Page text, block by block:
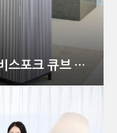
삼성전자, AI 기능 프리미엄 공기청정기 ‘비스포크 큐브 에어 인피니트 라인’ 출시